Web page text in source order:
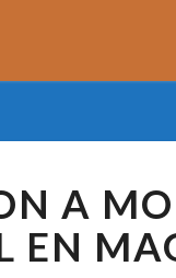
A
MORENA
RIAL
A
EN